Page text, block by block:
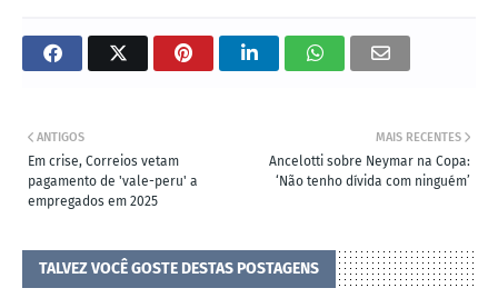
MAIS RECENTES
Ancelotti sobre Neymar na Copa:
‘Não tenho dívida com ninguém’
ANTIGOS
Em crise, Correios vetam
pagamento de 'vale-peru' a
empregados em 2025
TALVEZ VOCÊ GOSTE DESTAS POSTAGENS